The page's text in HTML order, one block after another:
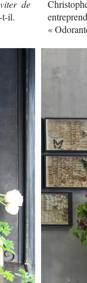
de
t-il.
«